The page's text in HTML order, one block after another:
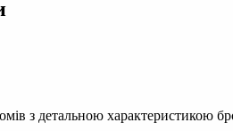
з детальною характеристикою